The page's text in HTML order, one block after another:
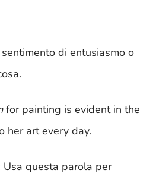
di entusiasmo o
for painting is evident in the
her art every day.
questa parola per